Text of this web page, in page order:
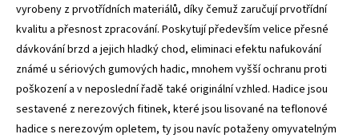
vyrobeny z prvotřídních materiálů, díky čemuž zaručují prvotřídní
kvalitu a přesnost zpracování. Poskytují především velice přesné
dávkování brzd a jejich hladký chod, eliminaci efektu nafukování
známé u sériových gumových hadic, mnohem vyšší ochranu proti
poškození a v neposlední řadě také originální vzhled. Hadice jsou
sestavené z nerezových fitinek, které jsou lisované na teflonové
hadice s nerezovým opletem, ty jsou navíc potaženy omyvatelným